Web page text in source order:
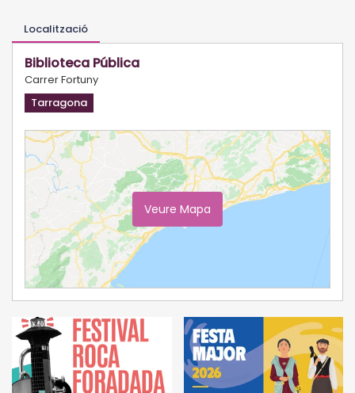
Localització
Biblioteca Pública
Carrer Fortuny
Tarragona
Veure Mapa